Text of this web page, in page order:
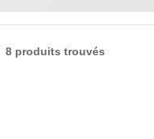
8 produits trouvés